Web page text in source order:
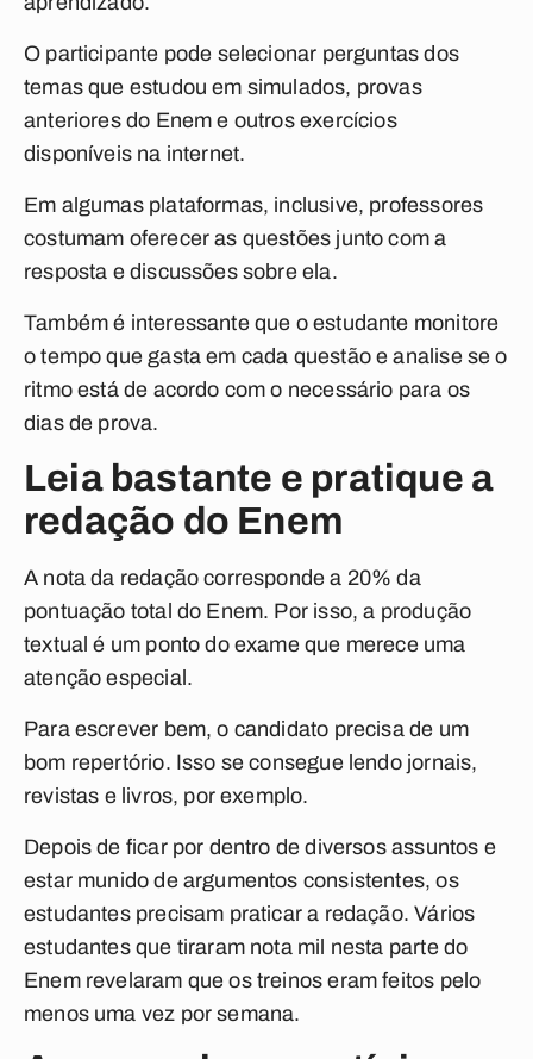
O participante pode selecionar perguntas dos
temas que estudou em simulados, provas
anteriores do Enem e outros exercícios
disponíveis na internet.
Em algumas plataformas, inclusive, professores
costumam oferecer as questões junto com a
resposta e discussões sobre ela.
Também é interessante que o estudante monitore
o tempo que gasta em cada questão e analise se o
ritmo está de acordo com o necessário para os
dias de prova.
Leia bastante e pratique a
redação do Enem
A nota da redação corresponde a 20% da
pontuação total do Enem. Por isso, a produção
textual é um ponto do exame que merece uma
atenção especial.
Para escrever bem, o candidato precisa de um
bom repertório. Isso se consegue lendo jornais,
revistas e livros, por exemplo.
Depois de ficar por dentro de diversos assuntos e
estar munido de argumentos consistentes, os
estudantes precisam praticar a redação. Vários
estudantes que tiraram nota mil nesta parte do
Enem revelaram que os treinos eram feitos pelo
menos uma vez por semana.